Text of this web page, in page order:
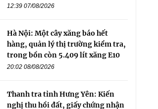
12:39 07/08/2026
Hà Nội: Một cây xăng báo hết
hàng, quản lý thị trường kiểm tra,
trong bồn còn 5.409 lít xăng E10
20:02 08/08/2026
Thanh tra tỉnh Hưng Yên: Kiến
nghị thu hồi đất, giấy chứng nhận